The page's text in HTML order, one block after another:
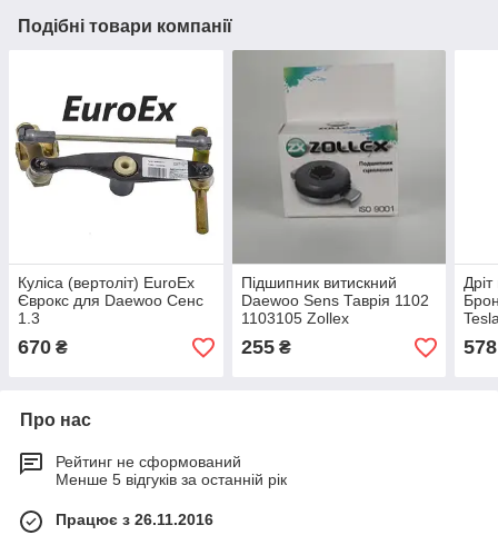
Подібні товари компанії
Куліса (вертоліт) EuroEx
Єврокс для Daewoo Сенс
1.3
670 ₴
Підшипник витискний
Daewoo Sens Таврія 1102
1103105 Zollex
255₴ 578
Про нас
Рейтинг не сформований
Менше 5 відгуків за останній рік
Працює з 26.11.2016